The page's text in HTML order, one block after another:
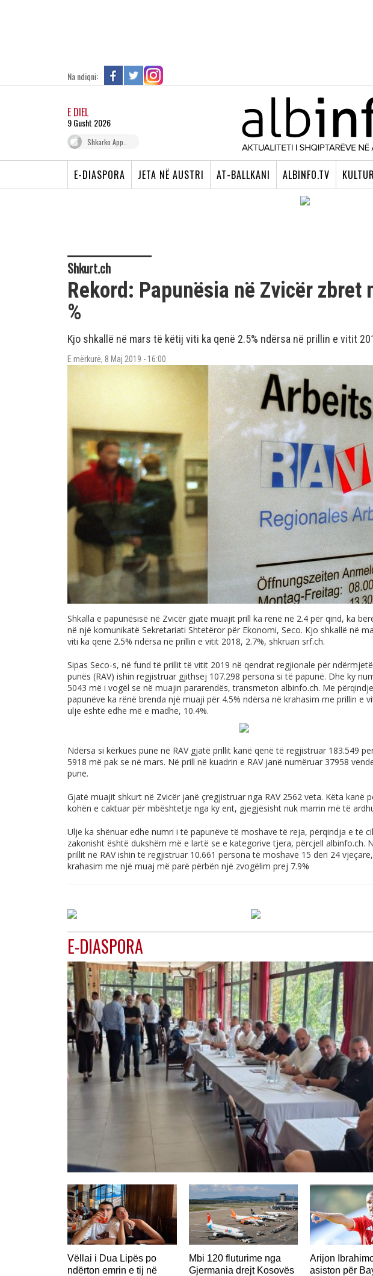
Na ndiqni:
E DIEL
9 Gusht 2026
Shkarko App..
E-DIASPORA JETA NË AUSTRI AT-BALLKANI ALBINFO.TV
Shkurt.ch
Rekord: Papunësia në Zvicër zbret
%
Kjo shkallë në mars të këtij viti ka qenë 2.5% ndërsa në prillin e vitit
E mërkurë, 8 Maj 2019 - 16:00
Shkalla e papunësisë në Zvicër gjatë muajit prill ka rënë në 2.4 për qind, ka
në një komunikatë Sekretariati Shtetëror për Ekonomi, Seco. Kjo shkallë në
viti ka qenë 2.5% ndërsa në prillin e vitit 2018, 2.7%, shkruan srf.ch.
Sipas Seco-s, në fund të prillit të vitit 2019 në qendrat regjionale për
punës (RAV) ishin regjistruar gjithsej 107.298 persona si të papunë. Dhe ky
5043 më i vogël se në muajin pararendës, transmeton albinfo.ch. Me
papunëve ka rënë brenda një muaji për 4.5% ndërsa në krahasim me prillin e
ulje është edhe më e madhe, 10.4%.
Ndërsa si kërkues pune në RAV gjatë prillit kanë qenë të regjistruar 183.549
5918 më pak se në mars. Në prill në kuadrin e RAV janë numëruar 37958
pune.
Gjatë muajit shkurt në Zvicër janë çregjistruar nga RAV 2562 veta. Këta kanë
kohën e caktuar për mbështetje nga ky ent, gjegjësisht nuk marrin më të
Ulje ka shënuar edhe numri i të papunëve të moshave të reja, përqindja e të
zakonisht është dukshëm më e lartë se e kategorive tjera, përcjell albinfo.ch.
prillit në RAV ishin të regjistruar 10.661 persona të moshave 15 deri 24
krahasim me një muaj më parë përbën një zvogëlim prej 7.9%
E-DIASPORA
Vëllai i Dua Lipës po
ndërton emrin e tij në
Mbi 120 fluturime nga
Gjermania drejt Kosovës
Arijon
asiston për